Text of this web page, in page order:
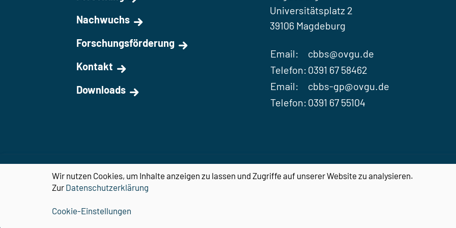
Nachwuchs
Forschungsförderung
Kontakt
Downloads
Universitätsplatz 2
39106 Magdeburg
Email:
cbbs@ovgu.de
Telefon: 0391 67 58462
Email:
cbbs-gp@ovgu.de
Telefon: 0391 67 55104
Impressum
Wir nutzen Cookies, um Inhalte anzeigen zu lassen und Zugriffe auf unserer Website zu analysieren.
Zur Datenschutzerklärung
Cookie-Einstellungen